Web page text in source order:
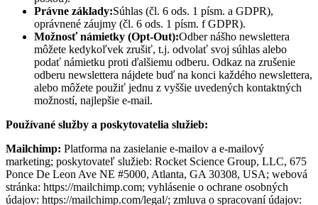
Právne základy:Súhlas (čl. 6 ods. 1 písm. a GDPR),
oprávnené záujmy (čl. 6 ods. 1 písm. f GDPR).
Možnosť námietky (Opt-Out):Odber nášho newslettera
môžete kedykoľvek zrušiť, t.j. odvolať svoj súhlas alebo
podať námietku proti ďalšiemu odberu. Odkaz na zrušenie
odberu newslettera nájdete buď na konci každého newslettera,
alebo môžete použiť jednu z vyššie uvedených kontaktných
možností, najlepšie e-mail.
Používané služby a poskytovatelia služieb:
Mailchimp: Platforma na zasielanie e-mailov a e-mailový
marketing; poskytovateľ služieb: Rocket Science Group, LLC, 675
Ponce De Leon Ave NE #5000, Atlanta, GA 30308, USA; webová
stránka: https://mailchimp.com; vyhlásenie o ochrane osobných
údajov: https://mailchimp.com/legal/; zmluva o spracovaní údajov: